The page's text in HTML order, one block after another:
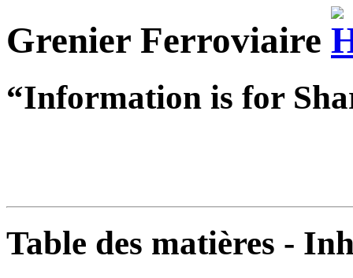
Grenier Ferroviaire
“Information is for
Table des matières -